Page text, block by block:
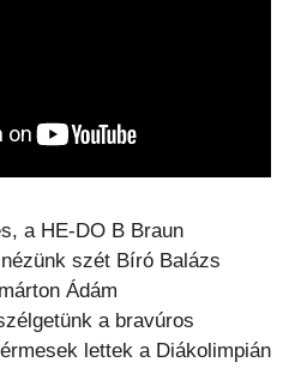
a HE-DO B Braun
szét Bíró Balázs
Ádám
a bravúros
lettek a Diákolimpián